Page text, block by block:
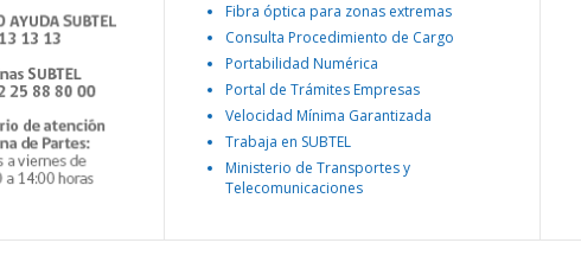
Fibra óptica para zonas extremas
Consulta Procedimiento de Cargo
Portabilidad Numérica
Portal de Trámites Empresas
Velocidad Mínima Garantizada
Trabaja en SUBTEL
Ministerio de Transportes y
Telecomunicaciones